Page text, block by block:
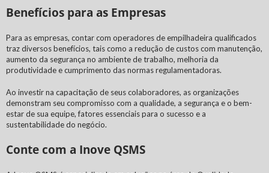
Benefícios para as Empresas
Para as empresas, contar com operadores de empilhadeira qualificados
traz diversos benefícios, tais como a redução de custos com manutenção,
aumento da segurança no ambiente de trabalho, melhoria da
produtividade e cumprimento das normas regulamentadoras.
Ao investir na capacitação de seus colaboradores, as organizações
demonstram seu compromisso com a qualidade, a segurança e o bem-
estar de sua equipe, fatores essenciais para o sucesso e a
sustentabilidade do negócio.
Conte com a Inove QSMS